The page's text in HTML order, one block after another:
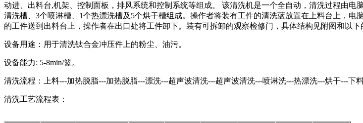
动进、出料台,机架、控制面板，排风系统和控制系统等组成。 该清洗机是一个全自动，清洗过程由
清洗槽、3个喷淋槽、1个热漂洗槽及5个烘干槽组成。操作者将装有工件的清洗蓝放置在上料台上，
的工件送到出料台上，操作者在出口处将工件卸下。装有可拆卸的观察检修门，具体结构见附图和以下
设备用途：用于清洗钛合金冲压件上的粉尘、油污。
设备能力: 5-8min/篮。
清洗流程：上料---加热脱脂---加热脱脂---漂洗---超声波清洗---超声波清洗---喷淋洗---热漂洗---烘干---下
清洗工艺流程表：